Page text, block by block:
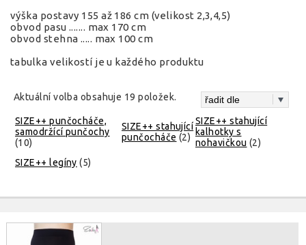
výška postavy 155 až 186 cm (velikost 2,3,4,5)
obvod pasu ....... max 170 cm
obvod stehna ..... max 100 cm
tabulka velikostí je u každého produktu
Aktuální volba obsahuje 19 položek.
SIZE++ punčocháče,
samodržící punčochy
(10)
SIZE++ stahující
punčocháče (2)
SIZE++ stahující
kalhotky s
nohavičkou (2)
SIZE++ legíny (5)